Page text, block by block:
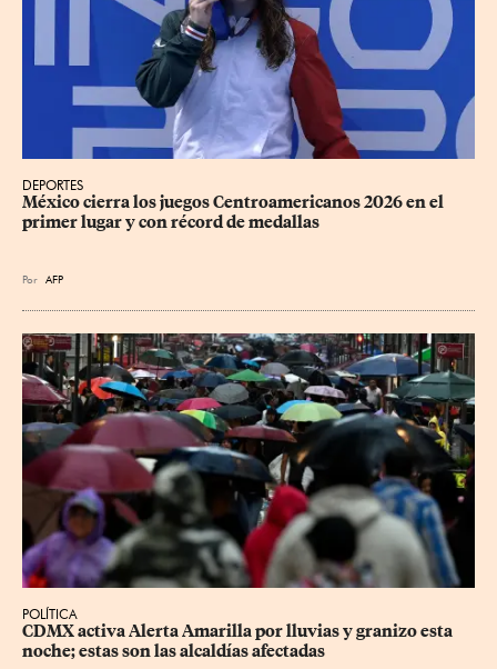
DEPORTES
México cierra los juegos Centroamericanos 2026 en el
primer lugar y con récord de medallas
Por AFP
POLÍTICA
CDMX activa Alerta Amarilla por lluvias y granizo esta
noche; estas son las alcaldías afectadas